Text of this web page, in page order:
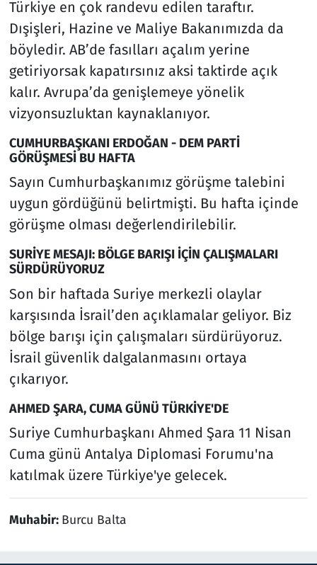
Türkiye en çok randevu edilen taraftır.
Dışişleri, Hazine ve Maliye Bakanımızda da
böyledir. AB’de fasılları açalım yerine
getiriyorsak kapatırsınız aksi taktirde açık
kalır. Avrupa’da genişlemeye yönelik
vizyonsuzluktan kaynaklanıyor.
CUMHURBAŞKANI ERDOĞAN - DEM PARTİ
GÖRÜŞMESİ BU HAFTA
Sayın Cumhurbaşkanımız görüşme talebini
uygun gördüğünü belirtmişti. Bu hafta içinde
görüşme olması değerlendirilebilir.
SURİYE MESAJI: BÖLGE BARIŞI İÇİN ÇALIŞMALARI
SÜRDÜRÜYORUZ
Son bir haftada Suriye merkezli olaylar
karşısında İsrail’den açıklamalar geliyor. Biz
bölge barışı için çalışmaları sürdürüyoruz.
İsrail güvenlik dalgalanmasını ortaya
çıkarıyor.
AHMED ŞARA, CUMA GÜNÜ TÜRKİYE'DE
Suriye Cumhurbaşkanı Ahmed Şara 11 Nisan
Cuma günü Antalya Diplomasi Forumu'na
katılmak üzere Türkiye'ye gelecek.
Muhabir: Burcu Balta